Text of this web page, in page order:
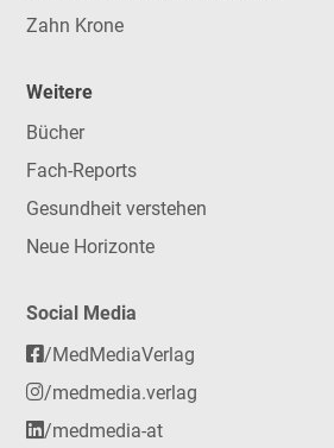
Zahn Krone
Weitere
Bücher
Fach-Reports
Gesundheit verstehen
Neue Horizonte
Social Media
/MedMediaVerlag
/medmedia.verlag
/medmedia-at